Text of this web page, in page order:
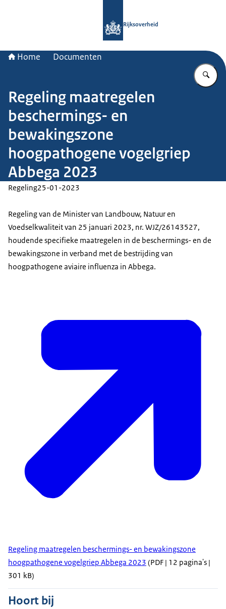
Rijksoverheid
Home Documenten
Regeling maatregelen
beschermings- en
bewakingszone
hoogpathogene vogelgriep
Abbega 2023
Regeling25-01-2023
Regeling van de Minister van Landbouw, Natuur en
Voedselkwaliteit van 25 januari 2023, nr. WJZ/26143527,
houdende specifieke maatregelen in de beschermings- en de
bewakingszone in verband met de bestrijding van
hoogpathogene aviaire influenza in Abbega.
Regeling maatregelen beschermings- en bewakingszone
hoogpathogene vogelgriep Abbega 2023 (PDF | 12 pagina's |
301 kB)
Hoort bij